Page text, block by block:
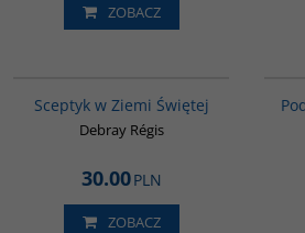
ZOBACZ
Sceptyk w Ziemi Świętej
Debray Régis
30.00PLN
ZOBACZ